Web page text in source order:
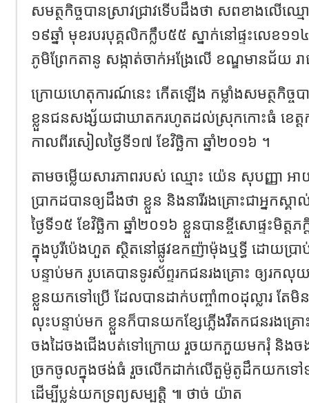
សមត្ថកិច្ចបានស្រាវជ្រាវទើបដឹងថា សពខាងលើឈ្ម
១៩ឆ្នាំ មុខរបរបុគ្គលិកក្លឹប៥៥ ស្នាក់នៅផ្ទះលេខ១
ភូមិព្រែកតានូ សង្កាត់ចាក់អង្រែលើ ខណ្ឌមានជ័យ រ
ក្រោយហេតុការណ៍នេះ កើតឡើង កម្លាំងសមត្ថកិច្ចប
ខ្លួនជនសង្ស័យជាឃាតករហូតដល់ស្រុកកោះធំ ខេត្ត
កាលពីរសៀលថ្ងៃទី១៧ ខែវិច្ឆិកា ឆ្នាំ២០១៦ ។
តាមចម្លើយសារភាពរបស់ ឈ្មោះ យ៉េន សុបញ្ញា អ
ប្រាកដបានឲ្យដឹងថា ខ្លួន និងនារីរងគ្រោះជាអ្នកស្
ថ្ងៃទី១៥ ខែវិច្ឆិកា ឆ្នាំ២០១៦ ខ្លួនបានខ្ចីសោផ្ទះមិត្តភ
ក្នុងបូរីប៉េងហួត ស្ថិតនៅផ្លូវឧកញ៉ាម៉ុងឬទ្ធី ដោយប្រ
បន្ទាប់មក រូបគេបានទូរស័ព្ទរកជនរងគ្រោះ ឲ្យរក
ខ្លួនយកទៅប្រើ ដែលបានដាក់បញ្ចាំ៣០ដុល្លារ
លុះបន្ទាប់មក ខ្លួនក៏បានយកខ្សែភ្លើងរឹតកជនរងគ្រ
ចងដៃចងជើងបត់ទៅក្រោយ រួចយកភួយមករុំ និងច
ច្រកចូលក្នុងថង់ធំ រួចលើកដាក់លើតួម៉ូតូដឹកយកទៅ
ដើម្បីប្លន់យកទ្រព្យសម្បត្តិ ៕ ថាច់ យ៉ាត